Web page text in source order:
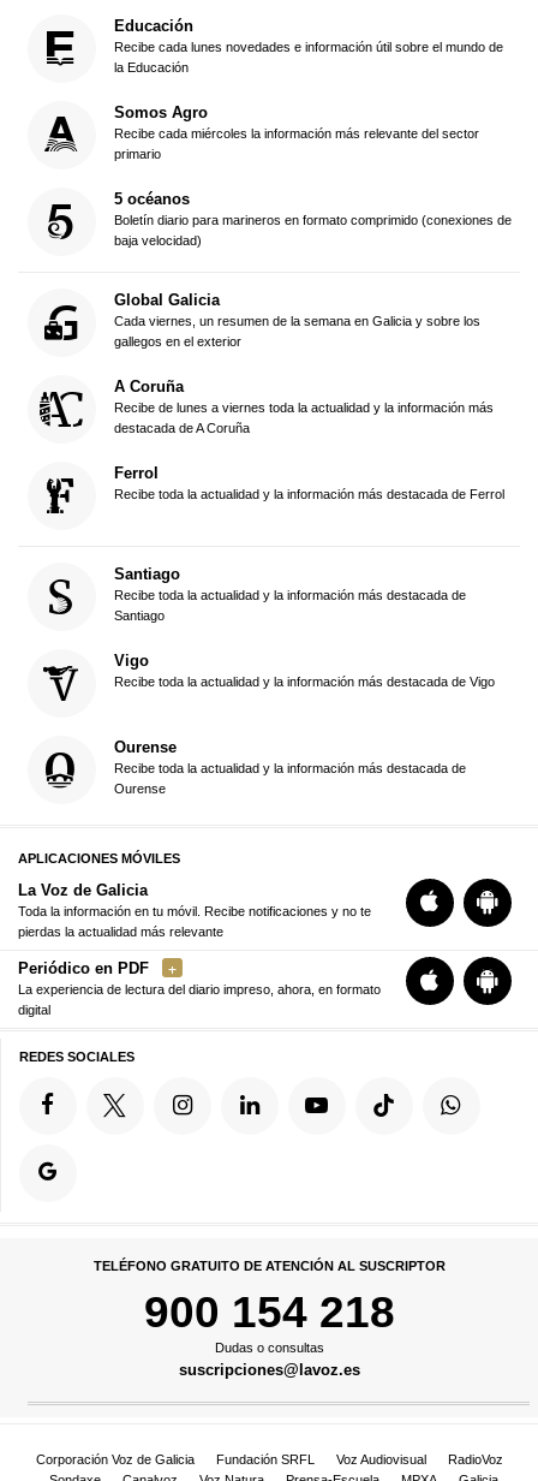
Educación
Recibe cada lunes novedades e información útil sobre el mundo de
la Educación
Somos Agro
Recibe cada miércoles la información más relevante del sector
primario
5 océanos
Boletín diario para marineros en formato comprimido (conexiones de
baja velocidad)
Global Galicia
Cada viernes, un resumen de la semana en Galicia y sobre los
gallegos en el exterior
A Coruña
Recibe de lunes a viernes toda la actualidad y la información más
destacada de A Coruña
Ferrol
Recibe toda la actualidad y la información más destacada de Ferrol
Santiago
Recibe toda la actualidad y la información más destacada de
Santiago
Vigo
Recibe toda la actualidad y la información más destacada de Vigo
Ourense
Recibe toda la actualidad y la información más destacada de
Ourense
APLICACIONES MÓVILES
La Voz de Galicia
Toda la información en tu móvil. Recibe notificaciones y no te
pierdas la actualidad más relevante
Periódico en PDF
La experiencia de lectura del diario impreso, ahora, en formato
digital
REDES SOCIALES
TELÉFONO GRATUITO DE ATENCIÓN AL SUSCRIPTOR
900 154 218
Dudas o consultas
suscripciones@lavoz.es
Corporación Voz de Galicia Fundación SRFL Voz Audiovisual
RadioVoz